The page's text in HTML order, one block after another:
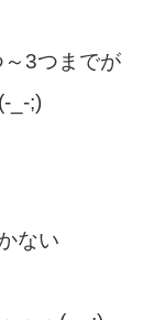
3つまでが
_-;)
ない